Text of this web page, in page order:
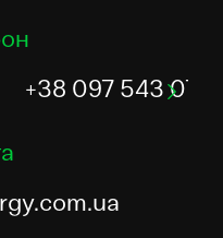
543 07 70